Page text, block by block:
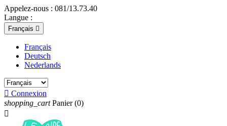
Appelez-nous : 081/13.73.40
Langue :
Français 
Français
Deutsch
Nederlands
 Connexion
shopping_cart Panier (0)
